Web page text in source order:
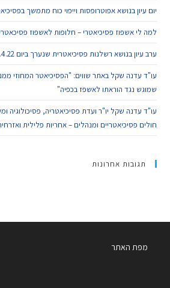
יום עיון בנושא אפוטרופסות וייפוי כוח מתמשך
למה לי אשפוז פסיכיאטרי – חלופות לאשפוז
ערב עיון בנושא רשלנות פסיכיאטרית שנערך ביום 11.4.22
עו"ד עדנה שקל באתר שווים: "הפסיכיאטר המחוזי
שמוגש נגד הוראתו לאשפז בכפיה"
עו"ד עדנה שקל יו"ר ועדת פסיכיאטריה, פסיכולוגיה
חולים פסיכיאטריים ומנהלים – אחריות פלילית
תגובות אחרונות
מפת האתר